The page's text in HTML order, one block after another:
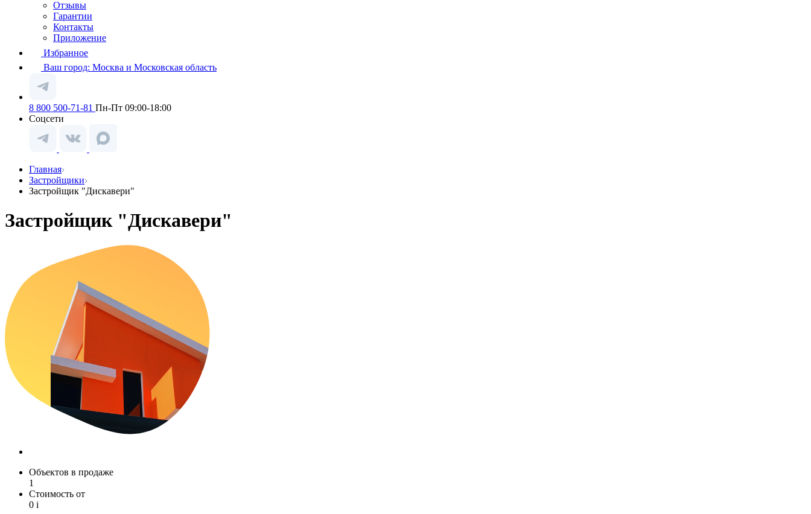
Отзывы
Гарантии
Контакты
Приложение
Избранное
Ваш город: Москва и Московская область
8 800 500-71-81 Пн-Пт 09:00-18:00
Соцсети
Главная
Застройщики
Застройщик "Дискавери"
Застройщик "Дискавери"
Объектов в продаже
1
Стоимость от
0 i